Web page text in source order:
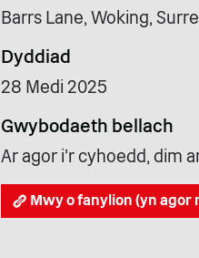
Barrs Lane, Woking,
Dyddiad
28 Medi 2025
Gwybodaeth bellach
Ar agor i'r cyhoedd, dim
Mwy o fanylion (yn